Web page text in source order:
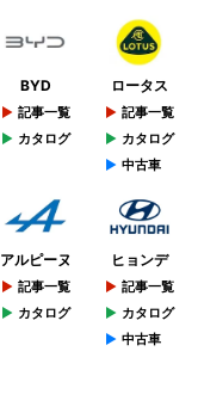
BYD
記事一覧
カタログ
ロータス
記事一覧
カタログ
中古車
アルピーヌ
記事一覧
カタログ
ヒョンデ
記事一覧
カタログ
中古車